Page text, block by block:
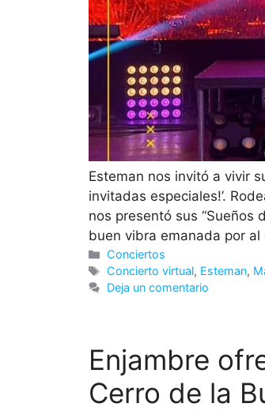
Esteman nos invitó a vivir
invitadas especiales!’.
nos presentó sus “Sueños
buen vibra emanada por
Categorías
Conciertos
Etiquetas
Concierto virtual, Esteman,
Deja un comentario
Enjambre
Cerro de la